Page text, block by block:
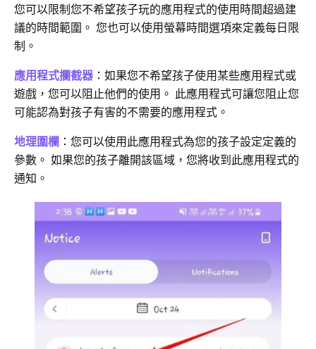
您可以限制您不希望孩子玩的應用程式的使用時間超過建
議的時間範圍。 您也可以使用螢幕時間選項來定義每日限
制。
應用程式攔截器 ：如果您不希望孩子使用某些應用程式或
遊戲，您可以阻止他們的使用。 此應用程式可讓您阻止您
可能認為對孩子有害的不需要的應用程式。
地理圍欄 ：您可以使用此應用程式為您的孩子設定定義的
參數。 如果您的孩子離開該區域，您將收到此應用程式的
通知。